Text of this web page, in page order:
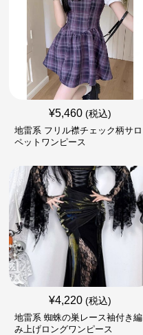
¥5,460 (税込)
地雷系 フリル襟チェック柄サロ
ペットワンピース
¥4,220 (税込)
地雷系 蜘蛛の巣レース袖付き編
み上げロングワンピース